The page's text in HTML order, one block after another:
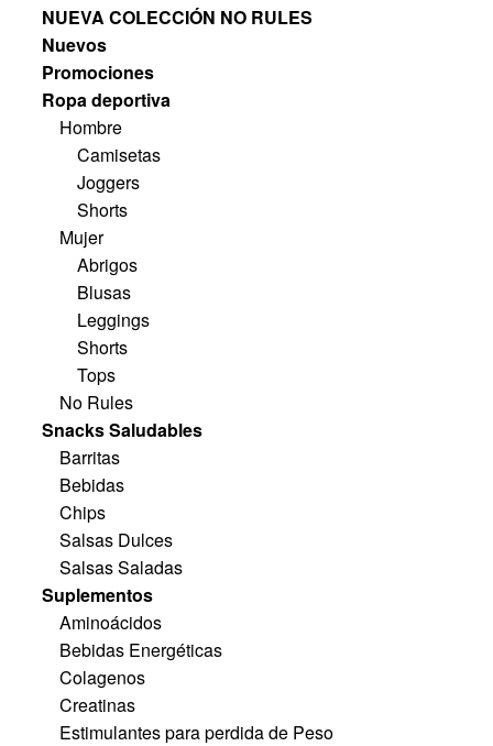
NUEVA COLECCIÓN NO RULES
Nuevos
Promociones
Ropa deportiva
Hombre
Camisetas
Joggers
Shorts
Mujer
Abrigos
Blusas
Leggings
Shorts
Tops
No Rules
Snacks Saludables
Barritas
Bebidas
Chips
Salsas Dulces
Salsas Saladas
Suplementos
Aminoácidos
Bebidas Energéticas
Colagenos
Creatinas
Estimulantes para perdida de Peso